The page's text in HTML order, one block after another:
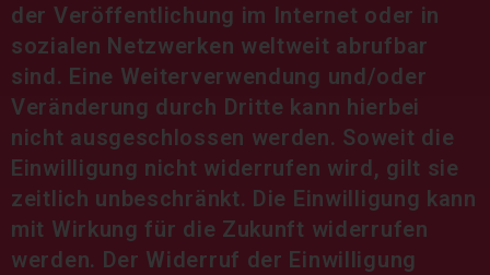
der Veröffentlichung im Internet oder in
sozialen Netzwerken weltweit abrufbar
sind. Eine Weiterverwendung und/oder
Veränderung durch Dritte kann hierbei
nicht ausgeschlossen werden. Soweit die
Einwilligung nicht widerrufen wird, gilt sie
zeitlich unbeschränkt. Die Einwilligung kann
mit Wirkung für die Zukunft widerrufen
werden. Der Widerruf der Einwilligung